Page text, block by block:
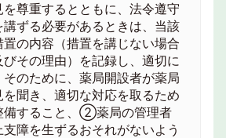
尊重するとともに、法令遵守
ずる必要があるときは、当該
の内容（措置を講じない場合
その理由）を記録し、適切に
のために、薬局開設者が薬局
聞き、適切な対応を取るため
備すること、②薬局の管理者
障を生ずるおそれがないよう